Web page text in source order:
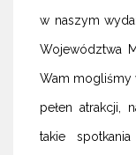
w naszym
Województwa
Wam mogliśmy
pełen atrakcji,
takie